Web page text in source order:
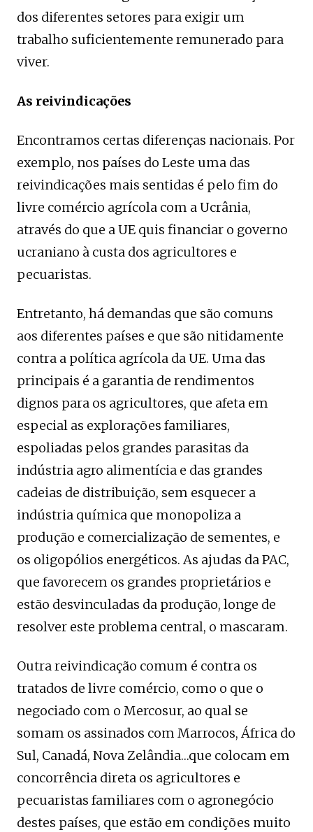
dos diferentes setores para exigir um
trabalho suficientemente remunerado para
viver.
As reivindicações
Encontramos certas diferenças nacionais. Por
exemplo, nos países do Leste uma das
reivindicações mais sentidas é pelo fim do
livre comércio agrícola com a Ucrânia,
através do que a UE quis financiar o governo
ucraniano à custa dos agricultores e
pecuaristas.
Entretanto, há demandas que são comuns
aos diferentes países e que são nitidamente
contra a política agrícola da UE. Uma das
principais é a garantia de rendimentos
dignos para os agricultores, que afeta em
especial as explorações familiares,
espoliadas pelos grandes parasitas da
indústria agro alimentícia e das grandes
cadeias de distribuição, sem esquecer a
indústria química que monopoliza a
produção e comercialização de sementes, e
os oligopólios energéticos. As ajudas da PAC,
que favorecem os grandes proprietários e
estão desvinculadas da produção, longe de
resolver este problema central, o mascaram.
Outra reivindicação comum é contra os
tratados de livre comércio, como o que o
negociado com o Mercosur, ao qual se
somam os assinados com Marrocos, África do
Sul, Canadá, Nova Zelândia…que colocam em
concorrência direta os agricultores e
pecuaristas familiares com o agronegócio
destes países, que estão em condições muito